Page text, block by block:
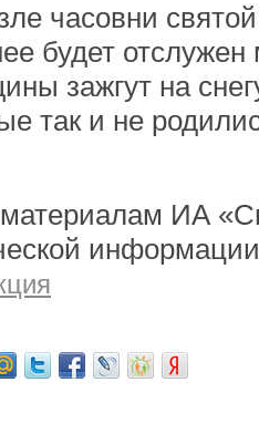
часовни
будет
зажгут на
так и не
ИА